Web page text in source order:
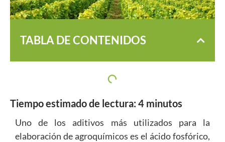
TABLA DE CONTENIDOS
Tiempo estimado de lectura: 4 minutos
Uno de los aditivos más utilizados para la
elaboración de agroquímicos es el ácido fosfórico,